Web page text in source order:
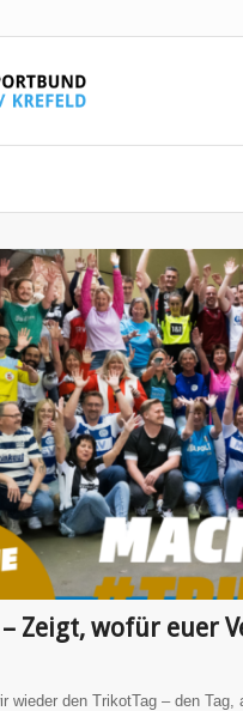
Zeigt, wofür euer
wieder den TrikotTag – den